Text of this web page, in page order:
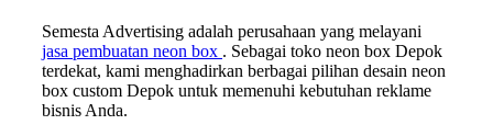
Semesta Advertising adalah perusahaan yang melayani
jasa pembuatan neon box . Sebagai toko neon box Depok
terdekat, kami menghadirkan berbagai pilihan desain neon
box custom Depok untuk memenuhi kebutuhan reklame
bisnis Anda.